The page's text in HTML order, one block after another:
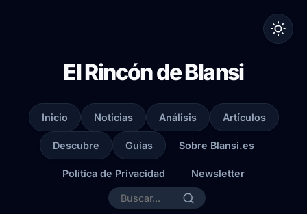
El Rincón de Blansi
Inicio Noticias Análisis Artículos
Descubre Guías Sobre Blansi.es
Política de Privacidad Newsletter